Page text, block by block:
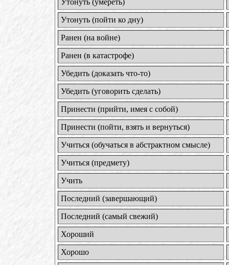
Утонуть (умереть)
Утонуть (пойти ко дну)
Ранен (на войне)
Ранен (в катастрофе)
Убедить (доказать что-то)
Убедить (уговорить сделать)
Принести (прийти, имея с собой)
Принести (пойти, взять и вернуться)
Учиться (обучаться в абстрактном смысле)
Учиться (предмету)
Учить
Последний (завершающий)
Последний (самый свежий)
Хороший
Хорошо